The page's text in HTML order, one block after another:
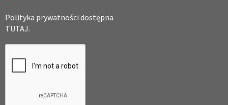
Polityka prywatności dostępna
TUTAJ.